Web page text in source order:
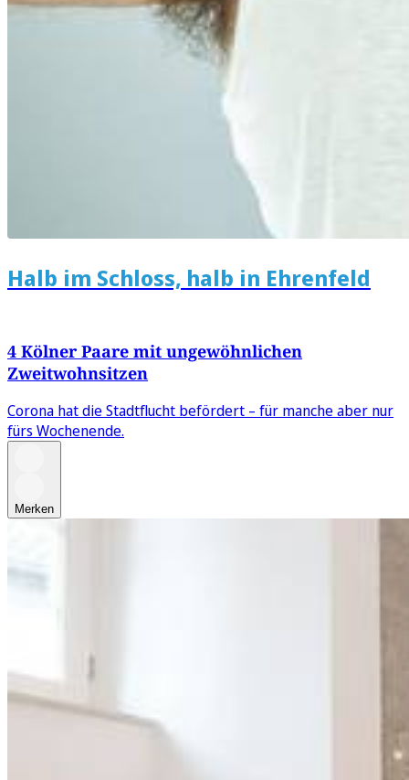
Halb im Schloss, halb in Ehrenfeld
4 Kölner Paare mit ungewöhnlichen
Zweitwohnsitzen
Corona hat die Stadtflucht befördert – für manche aber nur
fürs Wochenende.
Merken